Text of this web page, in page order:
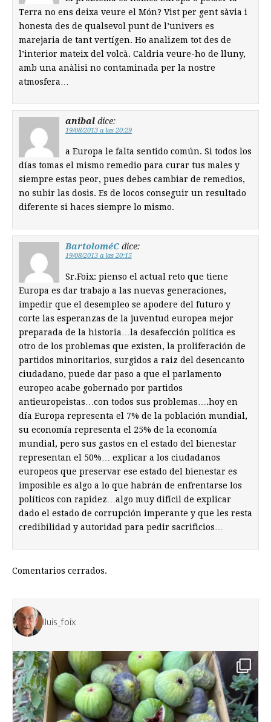
Terra no ens deixa veure el Món? Vist per gent sàvia i
honesta des de qualsevol punt de l’univers es
marejaria de tant vertígen. Ho analizem tot des de
l’interior mateix del volcà. Caldria veure-ho de lluny,
amb una anàlisi no contaminada per la nostre
atmosfera…
anibal dice:
19/08/2013 a las 20:29
a Europa le falta sentido común. Si todos los
días tomas el mismo remedio para curar tus males y
siempre estas peor, pues debes cambiar de remedios,
no subir las dosis. Es de locos conseguir un resultado
diferente si haces siempre lo mismo.
BartoloméC dice:
19/08/2013 a las 20:15
Sr.Foix: pienso el actual reto que tiene
Europa es dar trabajo a las nuevas generaciones,
impedir que el desempleo se apodere del futuro y
corte las esperanzas de la juventud europea mejor
preparada de la historia…la desafección política es
otro de los problemas que existen, la proliferación de
partidos minoritarios, surgidos a raiz del desencanto
ciudadano, puede dar paso a que el parlamento
europeo acabe gobernado por partidos
antieuropeistas…con todos sus problemas….hoy en
día Europa representa el 7% de la población mundial,
su economía representa el 25% de la economía
mundial, pero sus gastos en el estado del bienestar
representan el 50%… explicar a los ciudadanos
europeos que preservar ese estado del bienestar es
imposible es algo a lo que habrán de enfrentarse los
políticos con rapidez…algo muy difícil de explicar
dado el estado de corrupción imperante y que les resta
credibilidad y autoridad para pedir sacrificios…
Comentarios cerrados.
lluis_foix